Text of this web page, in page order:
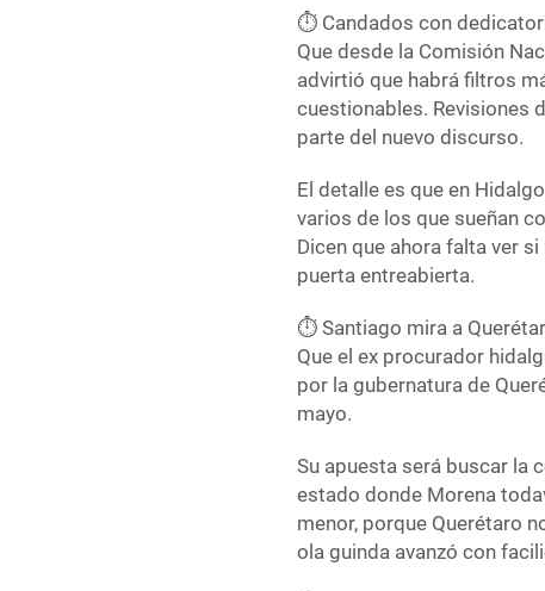
⏱️ Candados con
Que desde la Comisión
advirtió que habrá filtros
cuestionables. Revisiones
parte del nuevo discurso.
El detalle es que en
varios de los que sueñan
Dicen que ahora falta ver
puerta entreabierta.
⏱️ Santiago mira a
Que el ex procurador
por la gubernatura de
mayo.
Su apuesta será buscar la
estado donde Morena
menor, porque Querétaro
ola guinda avanzó con